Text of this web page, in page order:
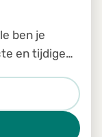
ben je
en tijdige
samen